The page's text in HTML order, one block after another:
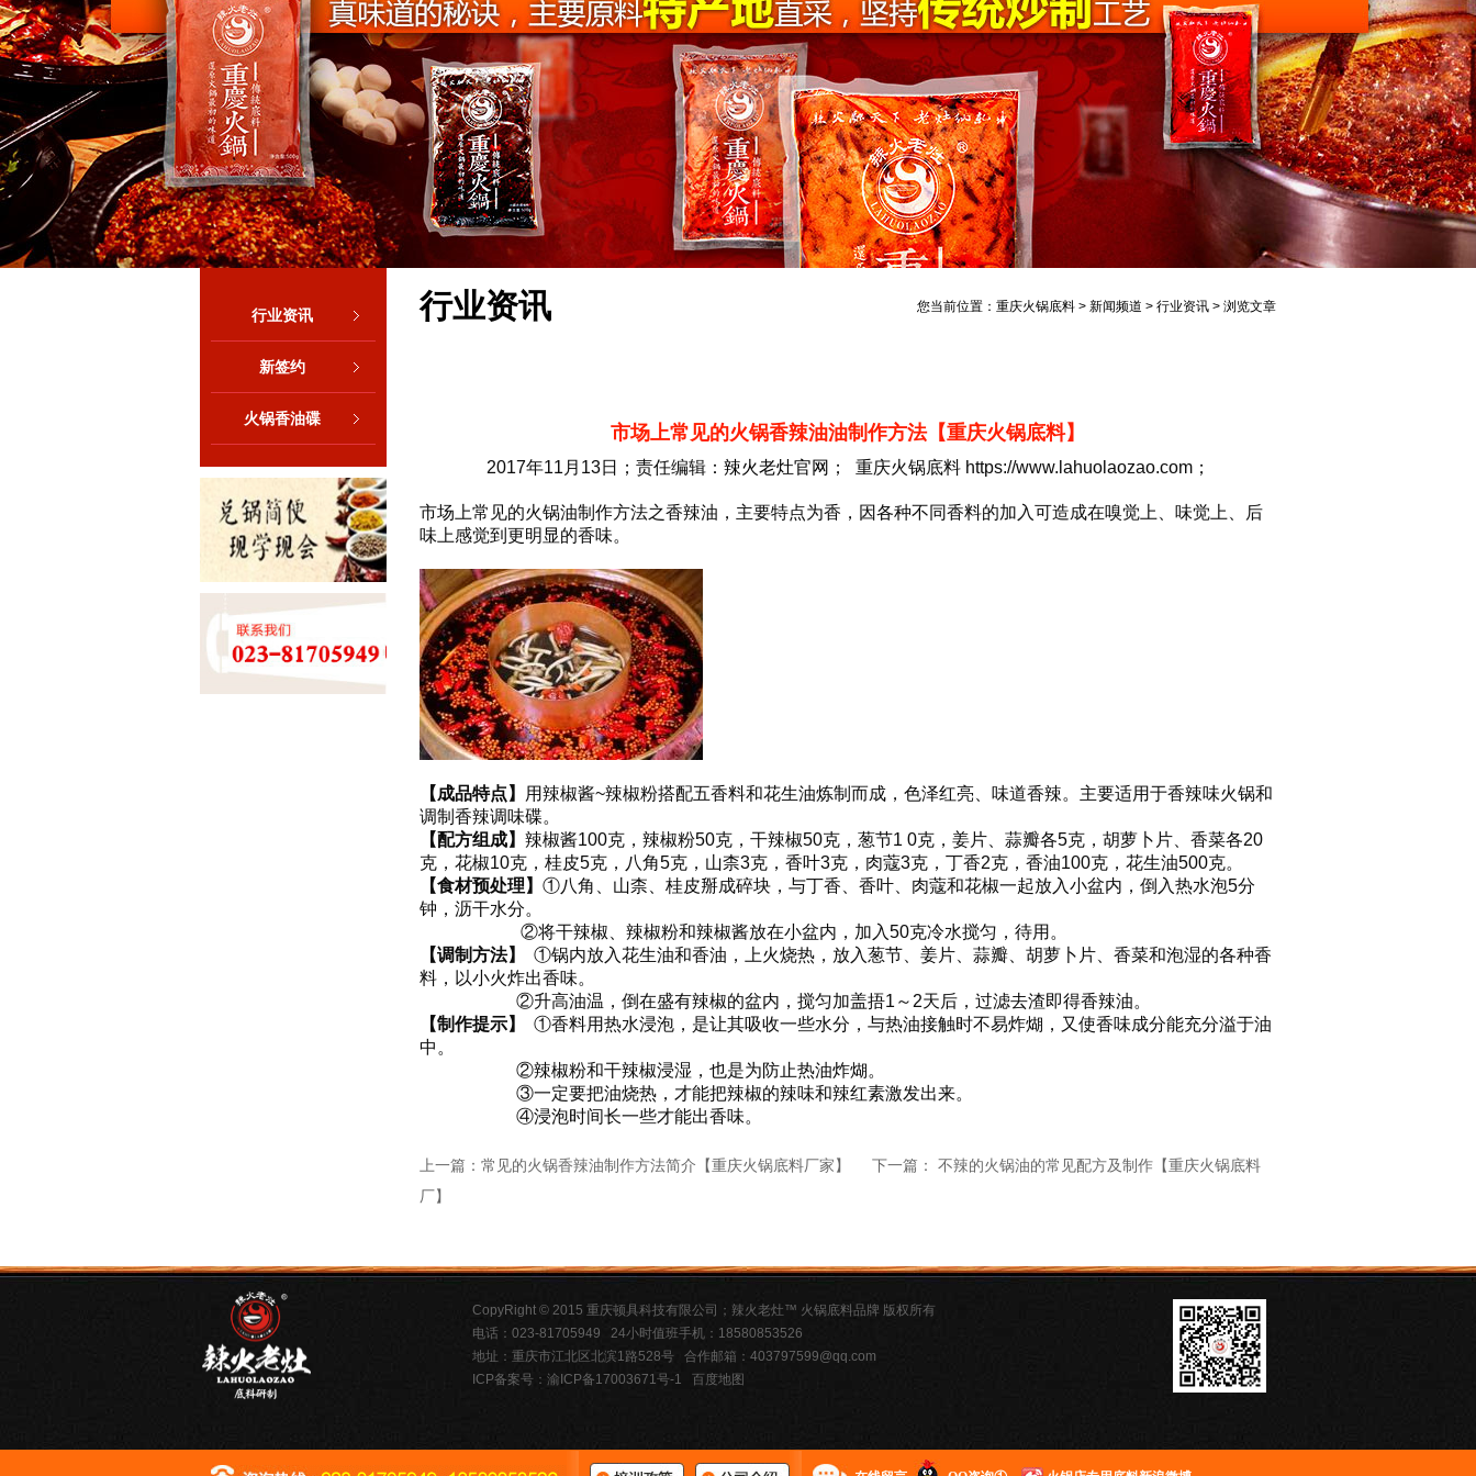
行业资讯
新签约
火锅香油碟
您当前位置： 重庆火锅底料 > 新闻频道 > 行业资讯 > 浏览文章
行业资讯
市场上常见的火锅香辣油油制作方法【重庆火锅底料】
2017年11月13日；责任编辑： 辣火老灶官网 ； 重庆火锅底料 https://www.lahuolaozao.com；
市场上常见的火锅油制作方法之香辣油，主要特点为香，因各种不同香料的加入可造成在嗅觉上、味觉上、后
味上感觉到更明显的香味。
【成品特点】
用辣椒酱~辣椒粉搭配五香料和花生油炼制而成，色泽红亮、味道香辣。主要适用于香辣味火锅和
调制香辣调味碟。
【配方组成】 辣椒酱100克，辣椒粉50克，干辣椒50克，葱节1 0克，姜片、蒜瓣各5克，胡萝卜片、香菜各20
克，花椒10克，桂皮5克，八角5克，山柰3克，香叶3克，肉蔻3克，丁香2克，香油100克，花生油500克。
【食材预处理】 ①八角、山柰、桂皮掰成碎块，与丁香、香叶、肉蔻和花椒一起放入小盆内，倒入热水泡5分
钟，沥干水分。
②将干辣椒、辣椒粉和辣椒酱放在小盆内，加入50克冷水搅匀，待用。
【调制方法】
①锅内放入花生油和香油，上火烧热，放入葱节、姜片、蒜瓣、胡萝卜片、香菜和泡湿的各种香
料，以小火炸出香味。
②升高油温，倒在盛有辣椒的盆内，搅匀加盖捂1～2天后，过滤去渣即得香辣油。
【制作提示】 ①香料用热水浸泡，是让其吸收一些水分，与热油接触时不易炸煳，又使香味成分能充分溢于油
中。
②辣椒粉和干辣椒浸湿，也是为防止热油炸煳。
③一定要把油烧热，才能把辣椒的辣味和辣红素激发出来。
④浸泡时间长一些才能出香味。
上一篇： 常见的火锅香辣油制作方法简介【重庆火锅底料厂家】 下一篇： 不辣的火锅油的常见配方及制作【重庆火锅底料
厂】
CopyRight © 2015 重庆顿具科技有限公司；辣火老灶™ 火锅底料品牌 版权所有
电话：023-81705949 24小时值班手机：18580853526
地址：重庆市江北区北滨1路528号 合作邮箱：403797599@qq.com
ICP备案号：渝ICP备17003671号-1 百度地图